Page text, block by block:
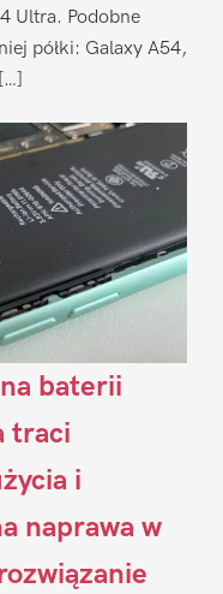
Ultra. Podobne
półki: Galaxy A54,
baterii
traci
i
naprawa w